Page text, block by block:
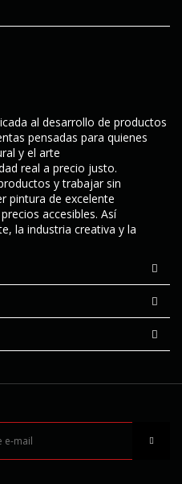
al desarrollo de productos
pensadas para quienes
y el arte
real a precio justo.
y trabajar sin
pintura de excelente
accesibles. Así
la industria creativa y la